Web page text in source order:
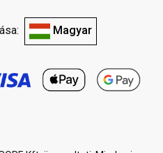
Magyar